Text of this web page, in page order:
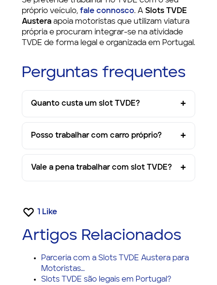
próprio veículo, fale connosco. A Slots TVDE
Austeraapoia motoristas que utilizam viatura
própria e procuram integrar-se na atividade
TVDE de forma legal e organizada em Portugal.
Perguntas frequentes
Quanto custa um slot TVDE?
Posso trabalhar com carro próprio?
Vale a pena trabalhar com slot TVDE?
1 Like
Artigos Relacionados
Parceria com a Slots TVDE Austera para
Motoristas…
Slots TVDE são legais em Portugal?